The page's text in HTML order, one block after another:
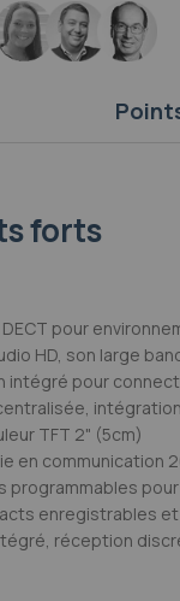
forts
pour
HD, son large
intégré pour
TFT 2" (5cm)
en communication
programmables
enregistrables
réception